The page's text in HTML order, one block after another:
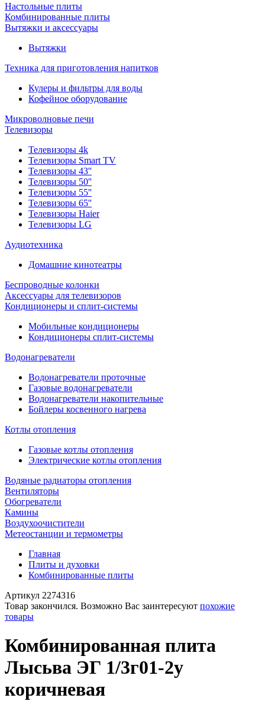
Настольные плиты
Комбинированные плиты
Вытяжки и аксессуары
Вытяжки
Техника для приготовления напитков
Кулеры и фильтры для воды
Кофейное оборудование
Микроволновые печи
Телевизоры
Телевизоры 4k
Телевизоры Smart TV
Телевизоры 43''
Телевизоры 50''
Телевизоры 55''
Телевизоры 65''
Телевизоры Haier
Телевизоры LG
Аудиотехника
Домашние кинотеатры
Беспроводные колонки
Аксессуары для телевизоров
Кондиционеры и сплит-системы
Мобильные кондиционеры
Кондиционеры сплит-системы
Водонагреватели
Водонагреватели проточные
Газовые водонагреватели
Водонагреватели накопительные
Бойлеры косвенного нагрева
Котлы отопления
Газовые котлы отопления
Электрические котлы отопления
Водяные радиаторы отопления
Вентиляторы
Обогреватели
Камины
Воздухоочистители
Метеостанции и термометры
Главная
Плиты и духовки
Комбинированные плиты
Артикул 2274316
Товар закончился. Возможно Вас заинтересуют похожие
товары
Комбинированная плита
Лысьва ЭГ 1/3г01-2у
коричневая